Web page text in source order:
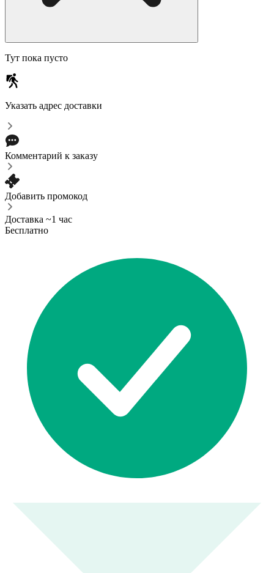
Тут пока пусто
Указать адрес доставки
Комментарий к заказу
Добавить промокод
Доставка ~1 час
Бесплатно